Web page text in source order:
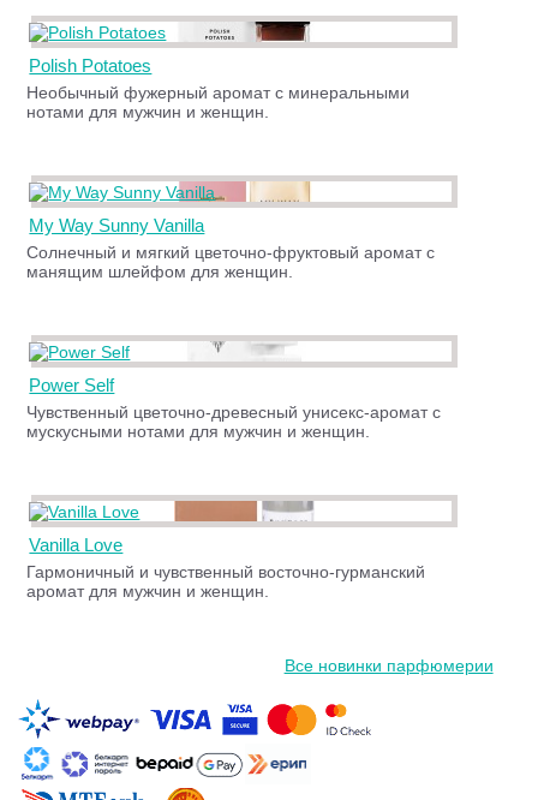
Polish Potatoes
Необычный фужерный аромат с минеральными
нотами для мужчин и женщин.
My Way Sunny Vanilla
Солнечный и мягкий цветочно-фруктовый аромат с
манящим шлейфом для женщин.
Power Self
Чувственный цветочно-древесный унисекс-аромат с
мускусными нотами для мужчин и женщин.
Vanilla Love
Гармоничный и чувственный восточно-гурманский
аромат для мужчин и женщин.
Все новинки парфюмерии